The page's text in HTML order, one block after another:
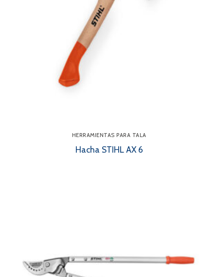
HERRAMIENTAS PARA TALA
Hacha STIHL AX 6